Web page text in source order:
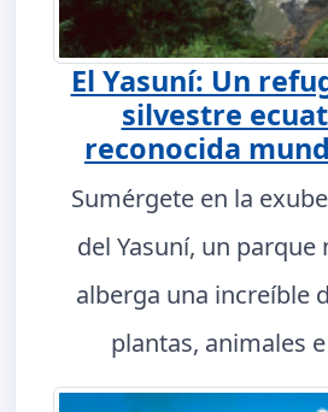
El Yasuní: Un
silvestre
reconocida
Sumérgete en la
del Yasuní, un parque
alberga una increíble
plantas, animales